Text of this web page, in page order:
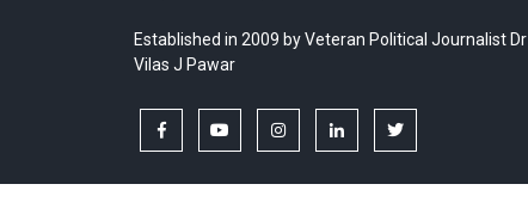
Established in 2009 by Veteran Political Journalist Dr
Vilas J Pawar
facebook youtubeinstagramlinkedintwitter